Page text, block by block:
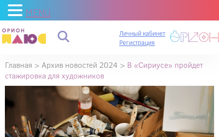
Личный кабинет
Регистрация
Главная > Архив новостей 2024 > В «Сириусе» пройдет
стажировка для художников
MENU